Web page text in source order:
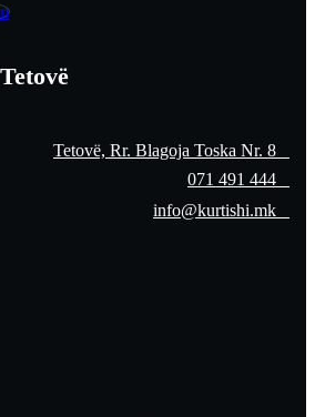
Tetovë, Rr. Blagoja Toska Nr. 8
071 491 444
info@kurtishi.mk